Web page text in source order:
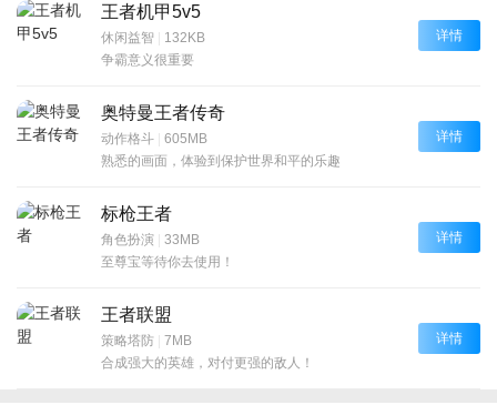
王者机甲5v5
休闲益智 | 132KB
争霸意义很重要
详情
奥特曼王者传奇
动作格斗 | 605MB
熟悉的画面，体验到保护世界和平的乐趣
详情
标枪王者
角色扮演 | 33MB
至尊宝等待你去使用！
详情
王者联盟
策略塔防 | 7MB
合成强大的英雄，对付更强的敌人！
详情